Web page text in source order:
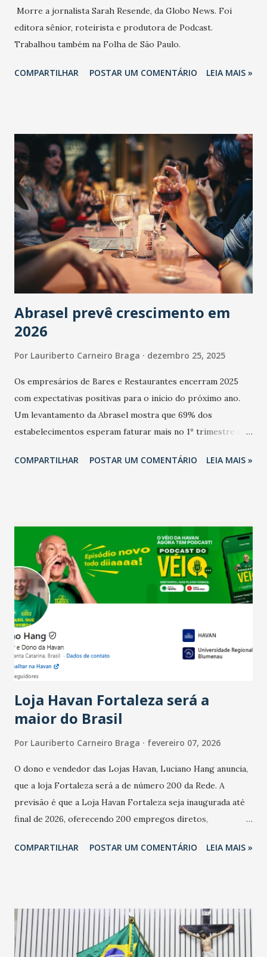
Morre a jornalista Sarah Resende, da Globo News. Foi
editora sênior, roteirista e produtora de Podcast.
Trabalhou também na Folha de São Paulo.
COMPARTILHAR POSTAR UM COMENTÁRIO LEIA MAIS »
Abrasel prevê crescimento em
2026
Por Lauriberto Carneiro Braga dezembro 25, 2025
Os empresários de Bares e Restaurantes encerram 2025
com expectativas positivas para o início do próximo ano.
Um levantamento da Abrasel mostra que 69% dos
estabelecimentos esperam faturar mais no 1º trimestre de
relação ao último trimestre deste ano, 56% também
confraternizações de fim de ano e pelo pagamento do 13º
Salário para um número maior de trabalhadores, já que o
país tem a menor taxa de desemprego dos anos recentes.
Ainda segundo a Pesquisa, em novembro de 2025, 40% dos
bares e restaurantes operaram com lucro e outros 40%
registraram equilíbrio financeiro. Já o percentual de
estabelecimentos no prejuízo ficou em 19%, pouco abaixo
do observado no mês anterior. Outros 1% não existiam em
novembro. Em relação a outubro, o faturamento também
cresceu. De acordo com a pesquisa, 44% dos n...
COMPARTILHAR POSTAR UM COMENTÁRIO LEIA MAIS »
Loja Havan Fortaleza será a
maior do Brasil
Por Lauriberto Carneiro Braga fevereiro 07, 2026
O dono e vendedor das Lojas Havan, Luciano Hang anuncia,
que a loja Fortaleza será a de número 200 da Rede. A
previsão é que a Loja Havan Fortaleza seja inaugurada até
final de 2026, oferecendo 200 empregos diretos,
Havan Fortaleza ainda não foi anunciada oficialmente, mas
COMPARTILHAR POSTAR UM COMENTÁRIO LEIA MAIS »